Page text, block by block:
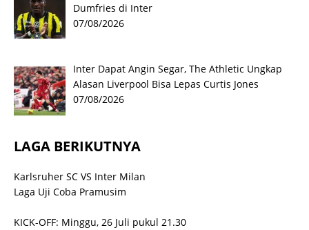
Dumfries di Inter
07/08/2026
Inter Dapat Angin Segar, The Athletic Ungkap
Alasan Liverpool Bisa Lepas Curtis Jones
07/08/2026
LAGA BERIKUTNYA
Karlsruher SC VS Inter Milan
Laga Uji Coba Pramusim
KICK-OFF: Minggu, 26 Juli pukul 21.30